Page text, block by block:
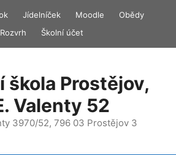
Jídelníček Moodle
Obědy
Rozvrh
Školní účet
škola Prostějov,
Valenty 52
3970/52, 796 03 Prostějov 3